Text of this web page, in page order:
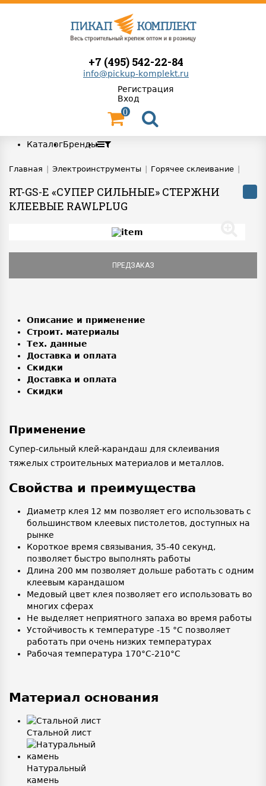
+7 (495) 542-22-84
info@pickup-komplekt.ru
Регистрация
Вход
0
КаталогБренды
Главная Электроинструменты Горячее склеивание
RT-GS-E «СУПЕР СИЛЬНЫЕ» СТЕРЖНИ
КЛЕЕВЫЕ RAWLPLUG
ПРЕДЗАКАЗ
Описание и применение
Строит. материалы
Тех. данные
Доставка и оплата
Скидки
Доставка и оплата
Скидки
Применение
Супер-сильный клей-карандаш для склеивания
тяжелых строительных материалов и металлов.
Свойства и преимущества
Диаметр клея 12 мм позволяет его использовать с
большинством клеевых пистолетов, доступных на
рынке
Короткое время связывания, 35-40 секунд,
позволяет быстро выполнять работы
Длина 200 мм позволяет дольше работать с одним
клеевым карандашом
Медовый цвет клея позволяет его использовать во
многих сферах
Не выделяет неприятного запаха во время работы
Устойчивость к температуре -15 °C позволяет
работать при очень низких температурах
Рабочая температура 170°C-210°C
Материал основания
Стальной лист
Натуральный
камень